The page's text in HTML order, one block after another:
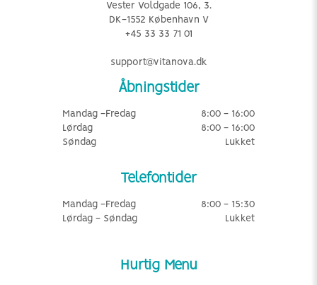
Vester Voldgade 106, 3.
DK-1552 København V
+45 33 33 71 01
support@vitanova.dk
Åbningstider
Mandag -Fredag
8:00 - 16:00
Lørdag
8:00 - 16:00
Søndag
Lukket
Telefontider
Mandag -Fredag
8:00 - 15:30
Lørdag - Søndag
Lukket
Hurtig Menu